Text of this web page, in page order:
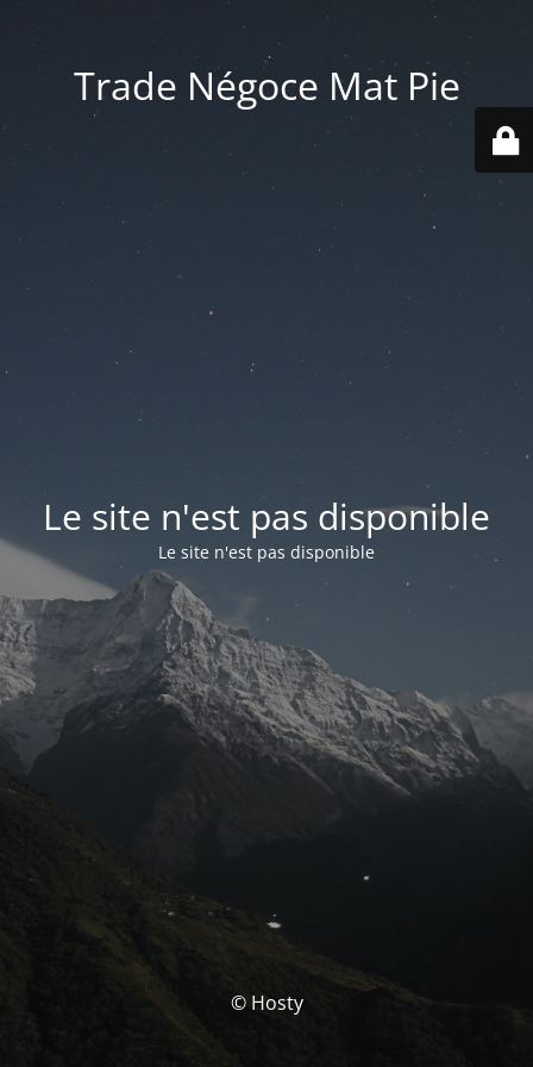
Trade Négoce Mat Pie
Le site n'est pas disponible
Le site n'est pas disponible
© Hosty